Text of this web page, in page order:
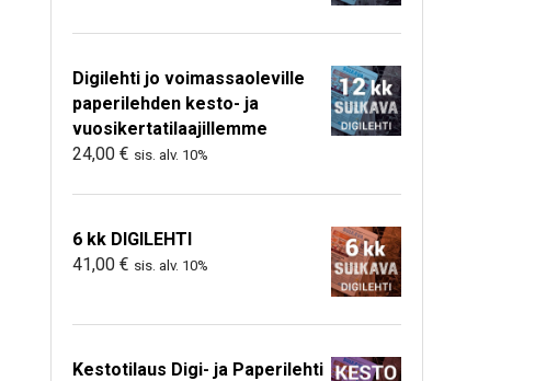
Digilehti jo voimassaoleville
paperilehden kesto- ja
vuosikertatilaajillemme
24,00 € sis. alv. 10%
6 kk DIGILEHTI
41,00 € sis. alv. 10%
Kestotilaus Digi- ja Paperilehti